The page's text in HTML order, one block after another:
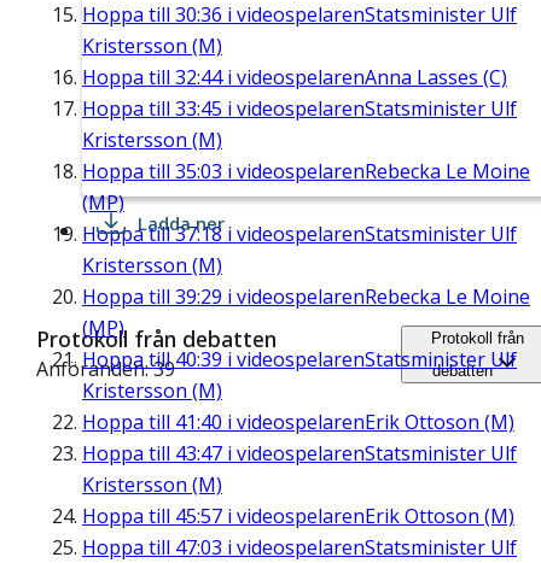
Hoppa till 30:36 i videospelarenStatsminister Ulf
Kristersson (M)
Hoppa till 32:44i videospelarenAnna Lasses (C)
Hoppa till 33:45 i videospelarenStatsminister Ulf
Kristersson (M)
Hoppa till 35:03 i videospelarenRebecka Le Moine
(MP)
Hoppa till37:18 i videospelarenStatsminister Ulf
Kristersson (M)
Hoppa till 39:29 i videospelarenRebecka Le Moine
(MP)
Hoppa till40:39 i videospelarenStatsminister Ulf
Kristersson (M)
Hoppa till 41:40 i videospelarenErik Ottoson (M)
Hoppa till 43:47 i videospelarenStatsminister Ulf
Kristersson (M)
Hoppa till 45:57 i videospelarenErik Ottoson (M)
Hoppa till 47:03 i videospelarenStatsminister Ulf
Ladda ner
Protokoll från debatten
Anföranden: 39
Protokoll från
debatten